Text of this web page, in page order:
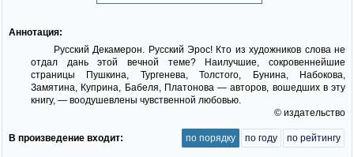
Аннотация:
Русский Декамерон. Русский Эрос! Кто из художников слова не
отдал дань этой вечной теме? Наилучшие, сокровеннейшие
страницы Пушкина, Тургенева, Толстого, Бунина, Набокова,
Замятина, Куприна, Бабеля, Платонова — авторов, вошедших в эту
книгу, — воодушевлены чувственной любовью.
© издательство
В произведение входит: по порядку по году по рейтингу